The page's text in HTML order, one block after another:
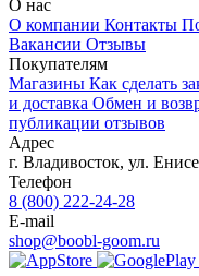
О нас
О компании Контакты
Вакансии Отзывы
Покупателям
Магазины Как сделать
и доставка Обмен и
публикации отзывов
Адрес
г. Владивосток, ул.
Телефон
8 (800) 222-24-28
E-mail
shop@boobl-goom.ru